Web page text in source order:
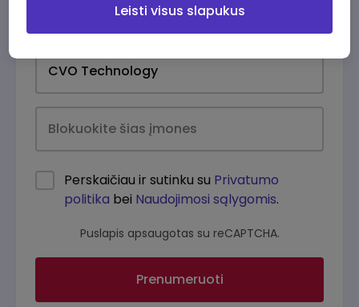
Perskaičiau ir sutinku su Privatumo
politika bei Naudojimosi sąlygomis.
Puslapis apsaugotas su reCAPTCHA.
Prenumeruoti
Leisti visus slapukus